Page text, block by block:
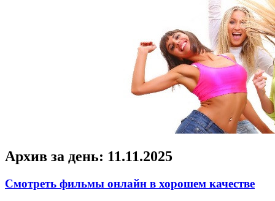
Архив за день: 11.11.2025
Смотреть фильмы онлайн в хорошем качестве